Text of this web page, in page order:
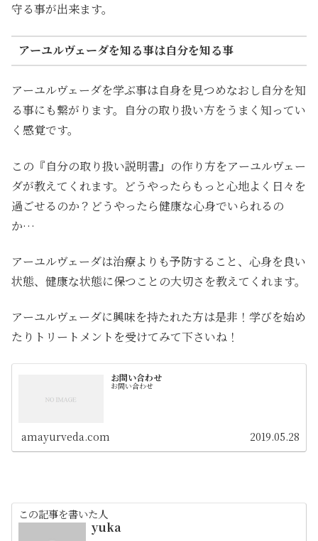
守る事が出来ます。
アーユルヴェーダを知る事は自分を知る事
アーユルヴェーダを学ぶ事は自身を見つめなおし自分を知
る事にも繋がります。自分の取り扱い方をうまく知ってい
く感覚です。
この『自分の取り扱い説明書』の作り方をアーユルヴェー
ダが教えてくれます。どうやったらもっと心地よく日々を
過ごせるのか？どうやったら健康な心身でいられるの
か…
アーユルヴェーダは治療よりも予防すること、心身を良い
状態、健康な状態に保つことの大切さを教えてくれます。
アーユルヴェーダに興味を持たれた方は是非！学びを始め
たりトリートメントを受けてみて下さいね！
お問い合わせ
お問い合わせ
amayurveda.com 2019.05.28
この記事を書いた人
yuka